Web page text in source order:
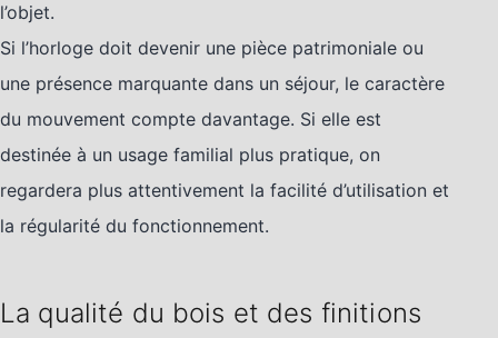
l’objet.
Si l’horloge doit devenir une pièce patrimoniale ou
une présence marquante dans un séjour, le caractère
du mouvement compte davantage. Si elle est
destinée à un usage familial plus pratique, on
regardera plus attentivement la facilité d’utilisation et
la régularité du fonctionnement.
La qualité du bois et des finitions